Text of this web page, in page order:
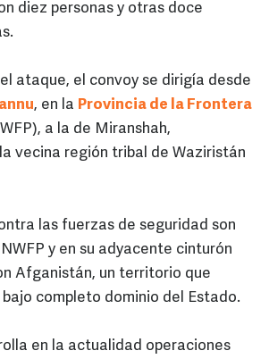
diez personas y otras doce
ataque, el convoy se dirigía desde
, en la Provincia de la Frontera
a la de Miranshah,
vecina región tribal de Waziristán
las fuerzas de seguridad son
y en su adyacente cinturón
Afganistán, un territorio que
completo dominio del Estado.
en la actualidad operaciones